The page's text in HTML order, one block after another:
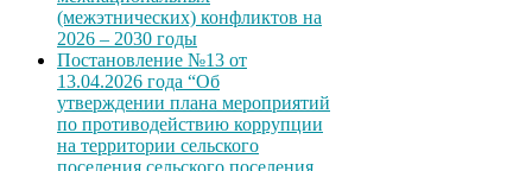
(межэтнических) конфликтов на
2026 – 2030 годы
Постановление №13 от
13.04.2026 года “Об
утверждении плана мероприятий
по противодействию коррупции
на территории сельского